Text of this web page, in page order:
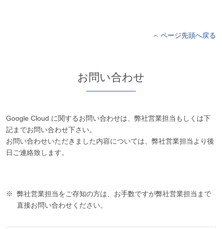
ページ先頭へ戻る
お問い合わせ
Google Cloud に関するお問い合わせは、弊社営業担当もしくは下
記までお問い合わせ下さい。
お問い合わせいただきました内容については、弊社営業担当より後
日ご連絡致します。
弊社営業担当をご存知の方は、お手数ですが弊社営業担当まで
直接お問い合わせください。